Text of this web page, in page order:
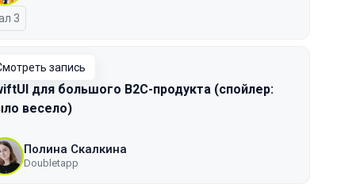
3
запись
для большого B2C-продукта (спойлер:
весело)
Полина Скалкина
Doubletapp